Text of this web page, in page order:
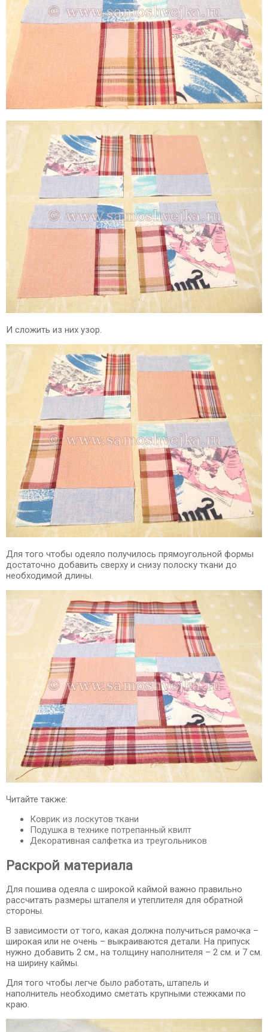
И сложить из них узор.
Для того чтобы одеяло получилось прямоугольной формы
достаточно добавить сверху и снизу полоску ткани до
необходимой длины.
Читайте также:
Коврик из лоскутов ткани
Подушка в технике потрепанный квилт
Декоративная салфетка из треугольников
Раскрой материала
Для пошива одеяла с широкой каймой важно правильно
рассчитать размеры штапеля и утеплителя для обратной
стороны.
В зависимости от того, какая должна получиться рамочка –
широкая или не очень – выкраиваются детали. На припуск
нужно добавить 2 см., на толщину наполнителя – 2 см. и 7 см.
на ширину каймы.
Для того чтобы легче было работать, штапель и
наполнитель необходимо сметать крупными стежками по
краю.